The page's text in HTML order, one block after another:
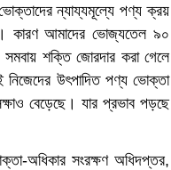
ভোক্তাদের ন্যায্যমূল্যে পণ্য ক্রয়
কারণ আমাদের ভোজ্যতেল ৯০
শক্তি জোরদার করা গেলে
নিজেদের উৎপাদিত পণ্য ভোক্তা
বেড়েছে। যার প্রভাব পড়ছে
অধিকার সংরক্ষণ অধিদপ্তর,